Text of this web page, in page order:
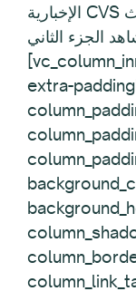
الجزء الثاني
extra-